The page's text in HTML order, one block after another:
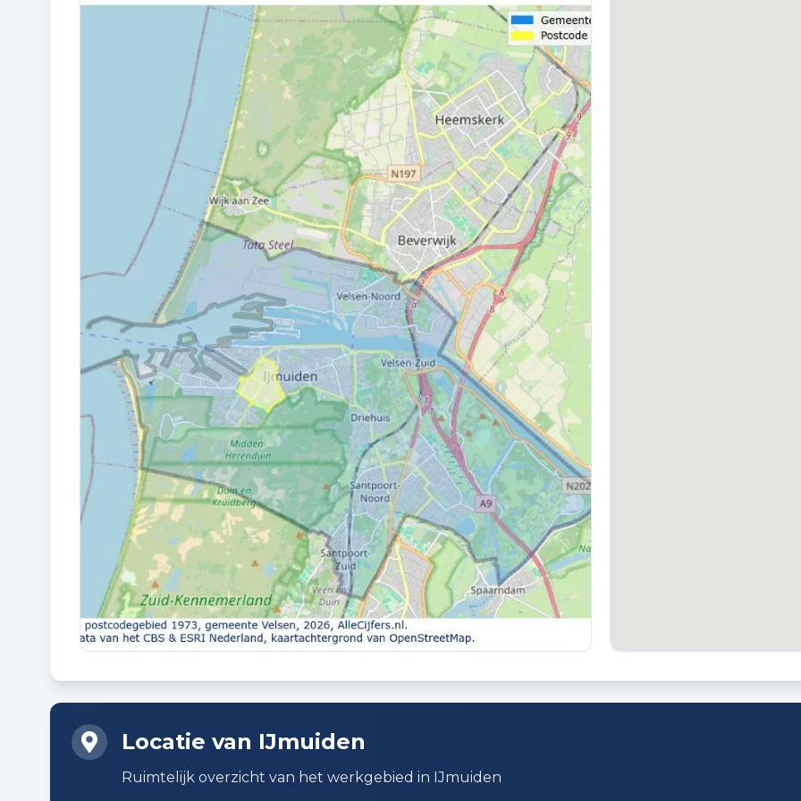
Bouw en energie
BOUWWIJZE
Bestaande bouw
Muurisolatie
VERWARMING
Cv-ketel
CV KETEL
Remeha Tzerra (gas gestookt
combiketel uit 2016, eigendom)
ENERGIELABEL
D
Kadastraal en VvE
EIGENDOMSSITUATIE
Volle eigendom
VVE INGESCHREVEN KVK
Nee
VVE PERIODIEKE BIJDRAGE
Nee
VVE RESERVEFONDS AANWEZIG
Nee
VVE OPSTALVERZEKERING
Nee
In centrum en in woonwijk
Locatie van IJmuiden
Ruimtelijk overzicht van het werkgebied in IJmuiden